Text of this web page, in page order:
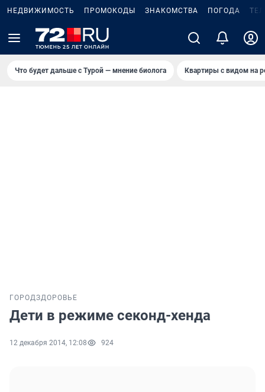
НЕДВИЖИМОСТЬ ПРОМОКОДЫ ЗНАКОМСТВА ПОГОДА
Что будет дальше с Турой — мнение биолога Квартиры с видом на
ГОРОДЗДОРОВЬЕ
Дети в режиме секонд-хенда
12 декабря 2014, 12:08 924